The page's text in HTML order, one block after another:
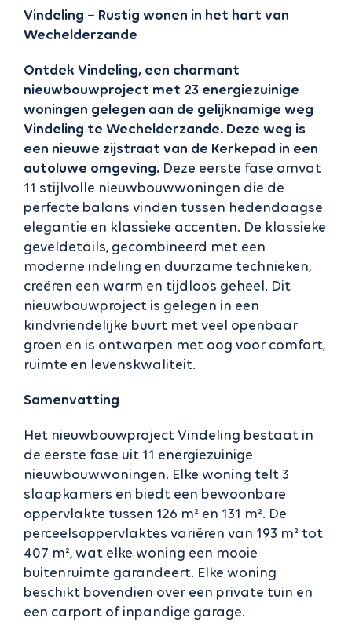
Vindeling – Rustig wonen in het hart van
Wechelderzande
Ontdek Vindeling, een charmant
nieuwbouwproject met 23 energiezuinige
woningen gelegen aan de gelijknamige weg
Vindeling te Wechelderzande. Deze weg is
een nieuwe zijstraat van de Kerkepad in een
autoluwe omgeving. Deze eerste fase omvat
11 stijlvolle nieuwbouwwoningen die de
perfecte balans vinden tussen hedendaagse
elegantie en klassieke accenten. De klassieke
geveldetails, gecombineerd met een
moderne indeling en duurzame technieken,
creëren een warm en tijdloos geheel. Dit
nieuwbouwproject is gelegen in een
kindvriendelijke buurt met veel openbaar
groen en is ontworpen met oog voor comfort,
ruimte en levenskwaliteit.
Samenvatting
Het nieuwbouwproject Vindeling bestaat in
de eerste fase uit 11 energiezuinige
nieuwbouwwoningen. Elke woning telt 3
slaapkamers en biedt een bewoonbare
oppervlakte tussen 126 m² en 131 m². De
perceelsoppervlaktes variëren van 193 m² tot
407 m², wat elke woning een mooie
buitenruimte garandeert. Elke woning
beschikt bovendien over een private tuin en
een carport of inpandige garage.